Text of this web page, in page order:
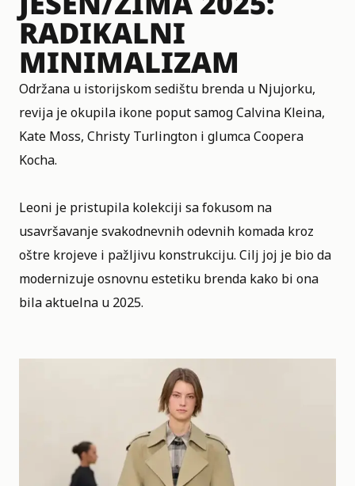
RADIKALNI
MINIMALIZAM
Održana u istorijskom sedištu brenda u Njujorku,
revija je okupila ikone poput samog Calvina Kleina,
Kate Moss, Christy Turlington i glumca Coopera
Kocha.
Leoni je pristupila kolekciji sa fokusom na
usavršavanje svakodnevnih odevnih komada kroz
oštre krojeve i pažljivu konstrukciju. Cilj joj je bio da
modernizuje osnovnu estetiku brenda kako bi ona
bila aktuelna u 2025.